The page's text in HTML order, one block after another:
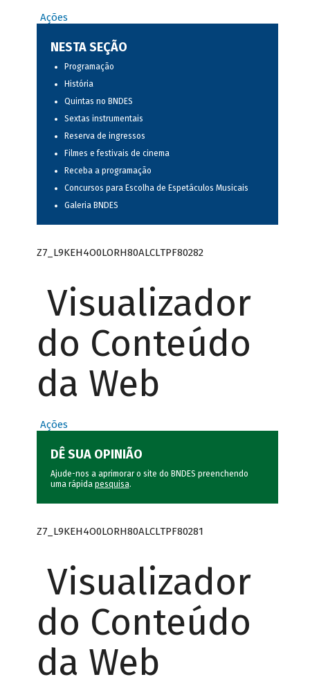
Ações
NESTA SEÇÃO
Programação
História
Quintas no BNDES
Sextas instrumentais
Reserva de ingressos
Filmes e festivais de cinema
Receba a programação
Concursos para Escolha de Espetáculos Musicais
Galeria BNDES
Z7_L9KEH4O0LORH80ALCLTPF80282
Visualizador
do Conteúdo
da Web
Ações
DÊ SUA OPINIÃO
Ajude-nos a aprimorar o site do BNDES preenchendo
uma rápida pesquisa.
Z7_L9KEH4O0LORH80ALCLTPF80281
Visualizador
do Conteúdo
da Web